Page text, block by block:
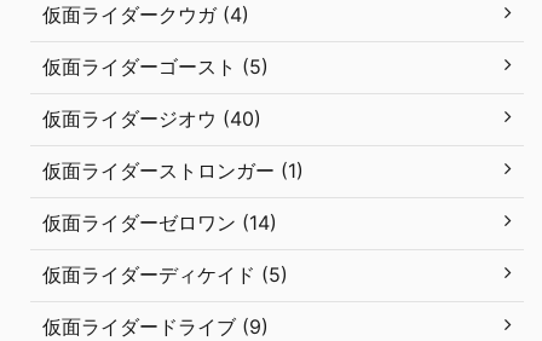
仮面ライダークウガ (4)
仮面ライダーゴースト (5)
仮面ライダージオウ (40)
仮面ライダーストロンガー (1)
仮面ライダーゼロワン (14)
仮面ライダーディケイド (5)
仮面ライダードライブ (9)